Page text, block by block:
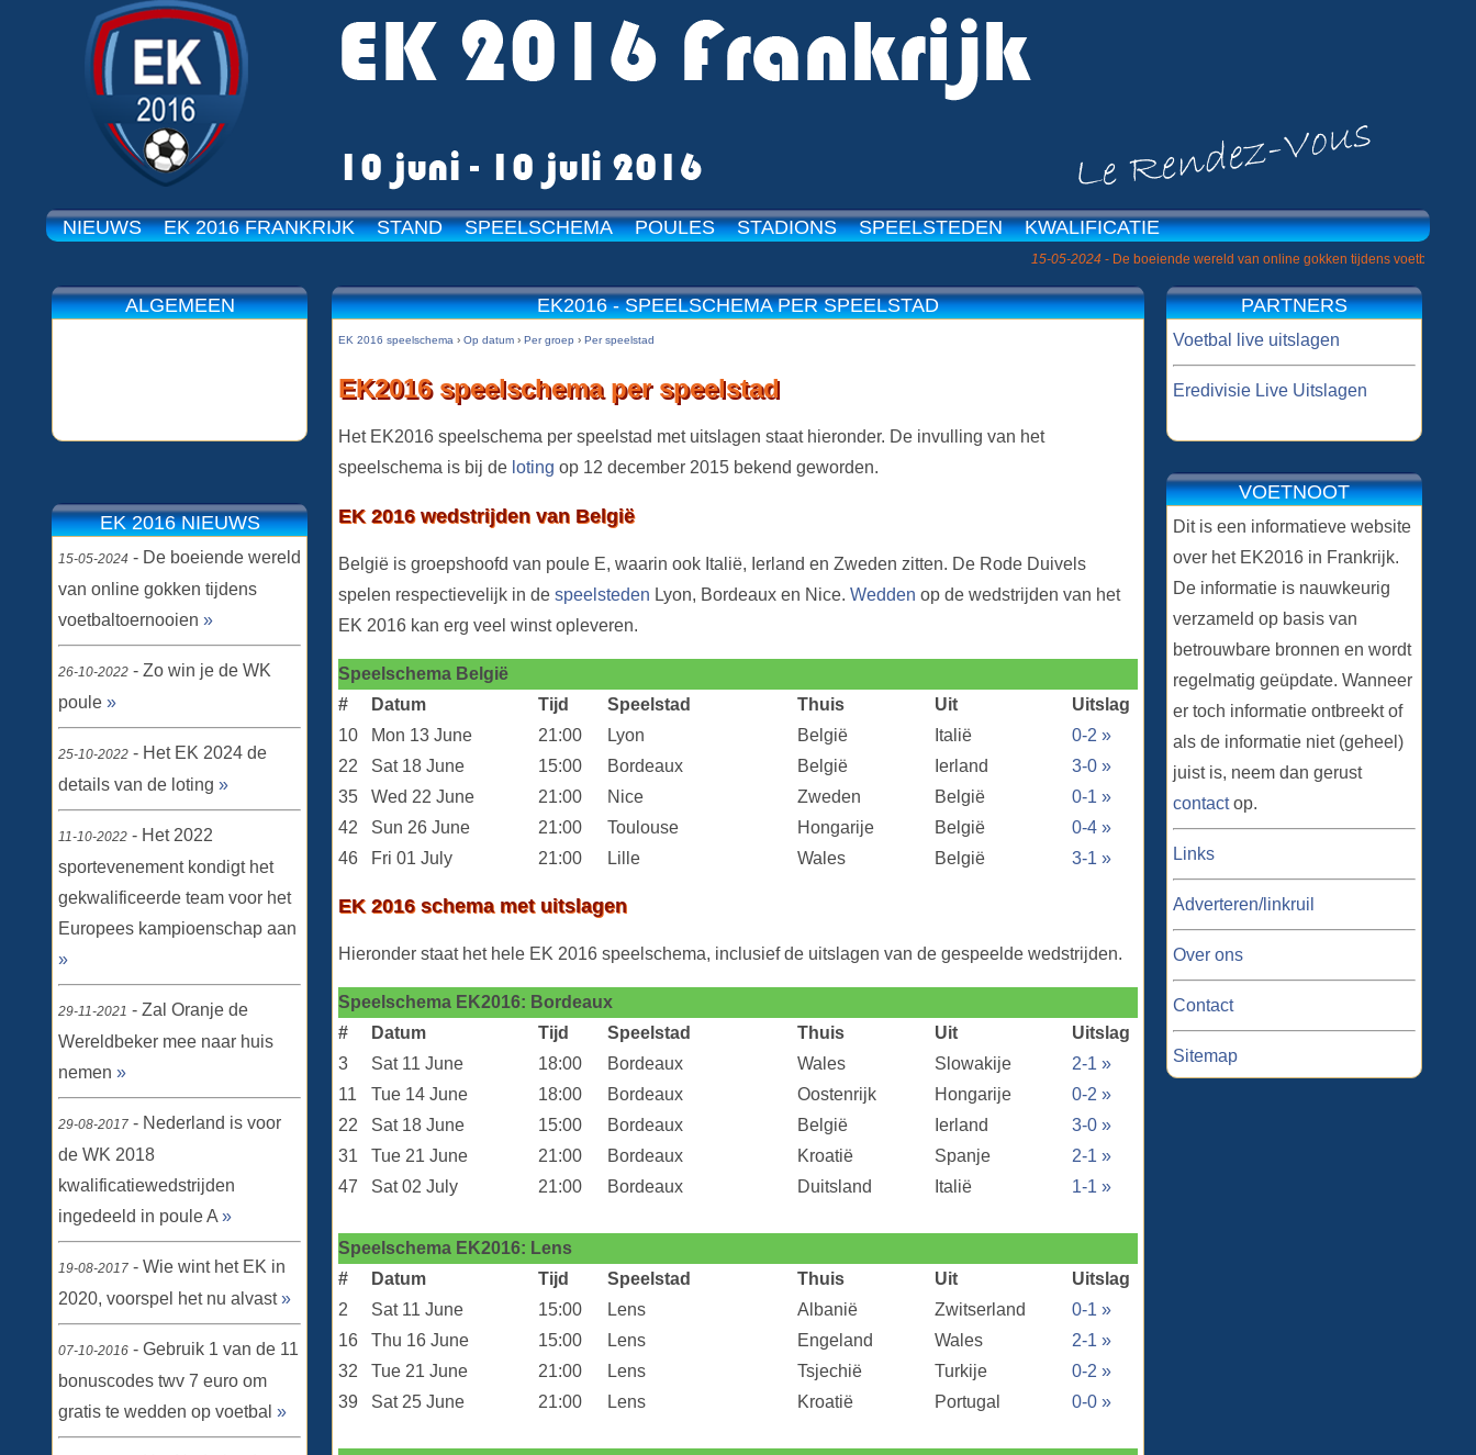
EK2016 - SPEELSCHEMA PER SPEELSTAD
EK 2016 speelschema › Op datum › Per groep › Per speelstad
EK2016 speelschema per speelstad
Het EK2016 speelschema per speelstad met uitslagen staat hieronder. De invulling van het
speelschema is bij de loting op 12 december 2015 bekend geworden.
EK 2016 wedstrijden van België
België is groepshoofd van poule E, waarin ook Italië, Ierland en Zweden zitten. De Rode Duivels
spelen respectievelijk in de speelsteden Lyon, Bordeaux en Nice. Wedden op de wedstrijden van het
EK 2016 kan erg veel winst opleveren.
Speelschema België
#
Datum Tijd Speelstad Thuis Uit
Uitslag
10
Mon 13 June 21:00 Lyon België Italië
0-2 »
22
Sat 18 June 15:00 Bordeaux België Ierland
3-0 »
35
Wed 22 June 21:00 Nice Zweden België
0-1 »
42
Sun 26 June 21:00 Toulouse Hongarije België
0-4 »
46
Fri 01 July 21:00 Lille Wales België 3-1 »
EK 2016 schema met uitslagen
Hieronder staat het hele EK 2016 speelschema, inclusief de uitslagen van de gespeelde wedstrijden.
Speelschema EK2016: Bordeaux
#
Datum Tijd Speelstad Thuis Uit
Uitslag
3
Sat 11 June 18:00 Bordeaux Wales Slowakije
2-1 »
11
Tue 14 June 18:00 Bordeaux Oostenrijk Hongarije
0-2 »
22
Sat 18 June 15:00 Bordeaux België Ierland
3-0 »
31
Tue 21 June 21:00 Bordeaux Kroatië Spanje
2-1 »
47
Sat 02 July 21:00 Bordeaux Duitsland Italië 1-1 »
Speelschema EK2016: Lens
#
Datum Tijd Speelstad Thuis Uit
Uitslag
2
Sat 11 June 15:00 Lens Albanië Zwitserland
0-1 »
16
Thu 16 June 15:00 Lens Engeland Wales
2-1 »
32
Tue 21 June 21:00 Lens Tsjechië Turkije
0-2 »
39
Sat 25 June 21:00 Lens Kroatië Portugal 0-0 »
ALGEMEEN
EK 2016 NIEUWS
15-05-2024 - De boeiende wereld
van online gokken tijdens
voetbaltoernooien »
26-10-2022 - Zo win je de WK
poule »
25-10-2022 - Het EK 2024 de
details van de loting »
11-10-2022 - Het 2022
sportevenement kondigt het
gekwalificeerde team voor het
Europees kampioenschap aan
»
29-11-2021 - Zal Oranje de
Wereldbeker mee naar huis
nemen »
29-08-2017 - Nederland is voor
de WK 2018
kwalificatiewedstrijden
ingedeeld in poule A »
19-08-2017 - Wie wint het EK in
2020, voorspel het nu alvast»
07-10-2016 - Gebruik 1 van de 11
bonuscodes twv 7 euro om
gratis te wedden op voetbal »
PARTNERS
Voetbal live uitslagen
Eredivisie Live Uitslagen
VOETNOOT
Dit is een informatieve website
over het EK2016 in Frankrijk.
De informatie is nauwkeurig
verzameld op basis van
betrouwbare bronnen en wordt
regelmatig geüpdate. Wanneer
er toch informatie ontbreekt of
als de informatie niet (geheel)
juist is, neem dan gerust
contactop.
Links
Adverteren/linkruil
Over ons
Contact
Sitemap
NIEUWS EK 2016 FRANKRIJK STAND SPEELSCHEMA POULES STADIONS SPEELSTEDEN KWALIFICATIE
- De boeiende wereld van online gokken tijdens voetbaltoernooien »